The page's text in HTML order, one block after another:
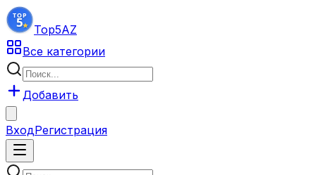
Top5AZ
Все категории
Добавить
ВходРегистрация